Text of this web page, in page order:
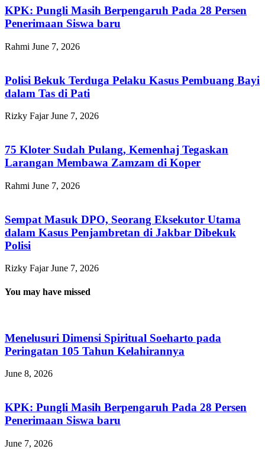
KPK: Pungli Masih Berpengaruh Pada 28 Persen
Penerimaan Siswa baru
Rahmi June 7, 2026
Polisi Bekuk Terduga Pelaku Kasus Pembuang Bayi
dalam Tas di Pati
Rizky FajarJune 7, 2026
75 Kloter Sudah Pulang, Kemenhaj Tegaskan
Larangan Membawa Zamzam di Koper
Rahmi June 7, 2026
Sempat Masuk DPO, Seorang Eksekutor Utama
dalam Kasus Penjambretan di Jakbar Dibekuk
Polisi
Rizky FajarJune 7, 2026
You may have missed
Menelusuri Dimensi Spiritual Soeharto pada
Peringatan 105 Tahun Kelahirannya
June 8, 2026
KPK: Pungli Masih Berpengaruh Pada 28 Persen
Penerimaan Siswa baru
June 7, 2026